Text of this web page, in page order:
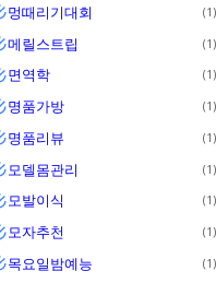
멍때리기대회 1
메릴스트립 1
면역학 1
명품가방 1
명품리뷰 1
모델몸관리 1
모발이식 1
모자추천 1
목요일밤예능 1